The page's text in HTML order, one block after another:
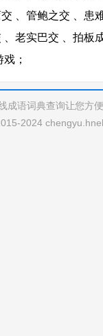
、管鲍之交 、患
老实巴交 、拍板
；
成语词典查询让您方
2024